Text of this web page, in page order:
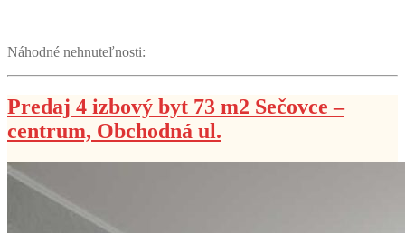
Náhodné nehnuteľnosti:
Predaj 4 izbový byt 73 m2 Sečovce –
centrum, Obchodná ul.